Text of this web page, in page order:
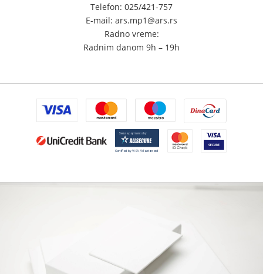
Telefon: 025/421-757
E-mail: ars.mp1@ars.rs
Radno vreme:
Radnim danom 9h – 19h